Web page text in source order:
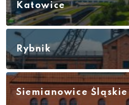
Katowice
Rybnik
Siemianowice Śląskie